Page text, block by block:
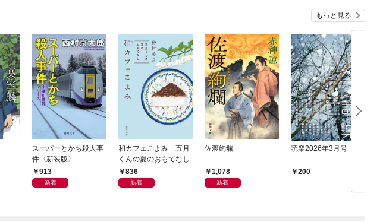
もっと見る
スーパーとかち殺人事
件〈新装版〉
913
新着
和カフェこよみ 五月
くんの夏のおもてなし
836
新着
佐渡絢爛
1,078
新着
読楽2026年3月号
200